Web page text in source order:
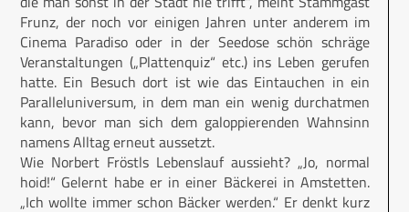
Frunz, der noch vor einigen Jahren unter anderem im
Cinema Paradiso oder in der Seedose schön schräge
Veranstaltungen („Plattenquiz“ etc.) ins Leben gerufen
hatte. Ein Besuch dort ist wie das Eintauchen in ein
Paralleluniversum, in dem man ein wenig durchatmen
kann, bevor man sich dem galoppierenden Wahnsinn
namens Alltag erneut aussetzt.
Wie Norbert Fröstls Lebenslauf aussieht? „Jo, normal
hoid!“ Gelernt habe er in einer Bäckerei in Amstetten.
„Ich wollte immer schon Bäcker werden.“ Er denkt kurz